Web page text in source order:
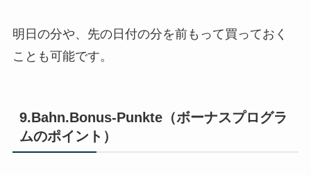
明日の分や、先の日付の分を前もって買っておく
ことも可能です。
9.Bahn.Bonus-Punkte（ボーナスプログラ
ムのポイント）